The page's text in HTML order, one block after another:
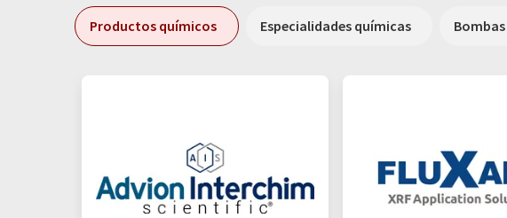
Productos químicos Especialidades químicas Bombas